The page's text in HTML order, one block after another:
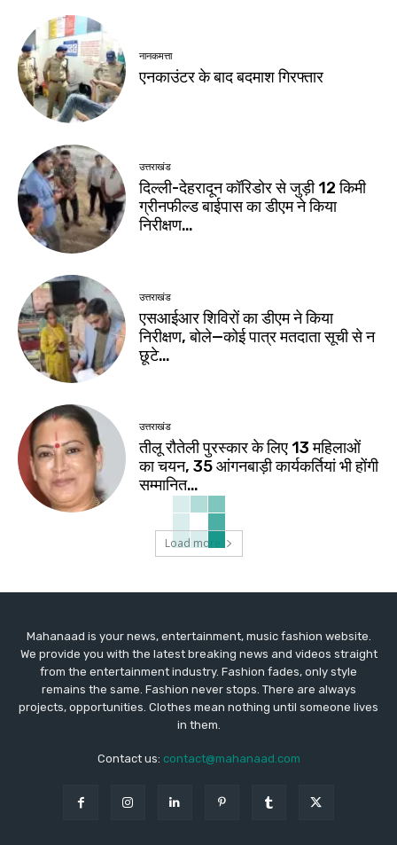
नानकमत्ता
एनकाउंटर के बाद बदमाश गिरफ्तार
उत्तराखंड
दिल्ली-देहरादून कॉरिडोर से जुड़ी 12 किमी
ग्रीनफील्ड बाईपास का डीएम ने किया
निरीक्षण…
उत्तराखंड
एसआईआर शिविरों का डीएम ने किया
निरीक्षण, बोले—कोई पात्र मतदाता सूची से न
छूटे…
उत्तराखंड
तीलू रौतेली पुरस्कार के लिए 13 महिलाओं
का चयन, 35 आंगनबाड़ी कार्यकर्तियां भी होंगी
सम्मानित…
Load more
Mahanaad is your news, entertainment, music fashion website.
We provide you with the latest breaking news and videos straight
from the entertainment industry. Fashion fades, only style
remains the same. Fashion never stops. There are always
projects, opportunities. Clothes mean nothing until someone lives
in them.
Contact us: contact@mahanaad.com